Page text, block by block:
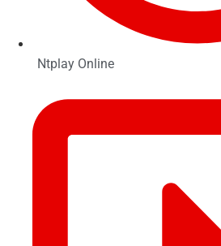
Ntplay Online